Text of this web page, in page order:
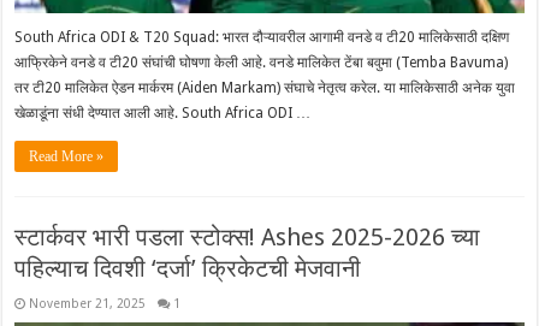
South Africa ODI & T20 Squad: भारत दौऱ्यावरील आगामी वनडे व टी20 मालिकेसाठी दक्षिण
आफ्रिकेने वनडे व टी20 संघांची घोषणा केली आहे. वनडे मालिकेत टेंबा बवुमा (Temba Bavuma)
तर टी20 मालिकेत ऐडन मार्करम (Aiden Markam) संघाचे नेतृत्व करेल. या मालिकेसाठी अनेक युवा
खेळाडूंना संधी देण्यात आली आहे. South Africa ODI …
Read More »
स्टार्कवर भारी पडला स्टोक्स! Ashes 2025-2026 च्या
पहिल्याच दिवशी ‘दर्जा’ क्रिकेटची मेजवानी
November 21, 2025 1